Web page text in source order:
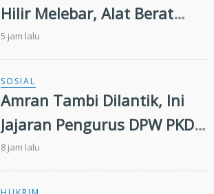
Hilir Melebar, Alat Berat
Tambahan dan Heli Water
Bombing Dikerahkan
5 jam lalu
SOSIAL
Amran Tambi Dilantik, Ini
Jajaran Pengurus DPW PKDP
Riau 2026-2031
8 jam lalu